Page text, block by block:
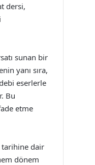
dersi,
sunan bir
yanı sıra,
eserlerle
Bu
etme
tarihine dair
dönem